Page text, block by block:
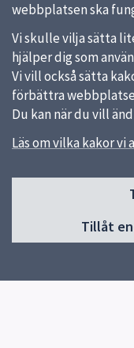
webbplatsen ska
Vi skulle vilja sätta
hjälper dig som
Vi vill också sätta
förbättra
Du kan när du vill
Läs om vilka kakor vi
Tillåt
Sidfot
Om Uppsalas